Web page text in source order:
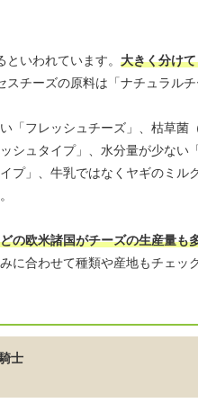
いわれています。 大きく分け
チーズの原料は「ナチュラルチ
「フレッシュチーズ」、枯草菌
シュタイプ」、水分量が少ない
プ」、牛乳ではなくヤギのミル
の欧米諸国がチーズの生産量も
に合わせて種類や産地もチェッ
士